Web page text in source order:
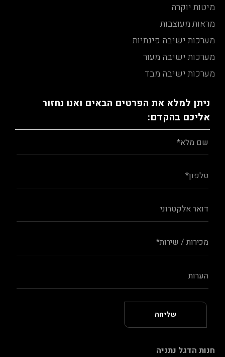
מיטות יוקרה
מראות מעוצבות
מערכות ישיבה פינתיות
מערכות ישיבה מעור
מערכות ישיבה מבד
ניתן למלא את הפרטים הבאים ואנו נחזור
אליכם בהקדם:
חנות הדגל נתניה